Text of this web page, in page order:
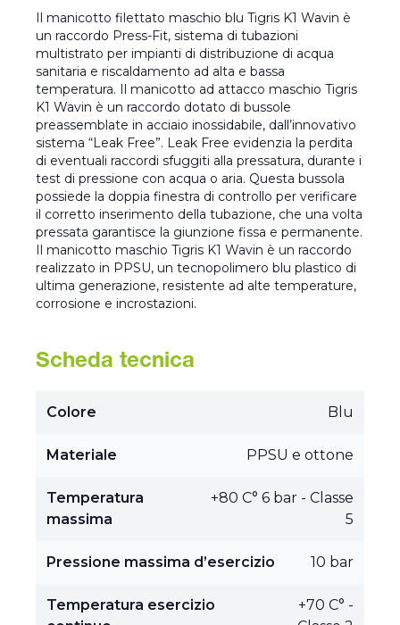
Il manicotto filettato maschio blu Tigris K1 Wavin è
un raccordo Press-Fit, sistema di tubazioni
multistrato per impianti di distribuzione di acqua
sanitaria e riscaldamento ad alta e bassa
temperatura. Il manicotto ad attacco maschio Tigris
K1 Wavin è un raccordo dotato di bussole
preassemblate in acciaio inossidabile, dall’innovativo
sistema “Leak Free”. Leak Free evidenzia la perdita
di eventuali raccordi sfuggiti alla pressatura, durante i
test di pressione con acqua o aria. Questa bussola
possiede la doppia finestra di controllo per verificare
il corretto inserimento della tubazione, che una volta
pressata garantisce la giunzione fissa e permanente.
Il manicotto maschio Tigris K1 Wavin è un raccordo
realizzato in PPSU, un tecnopolimero blu plastico di
ultima generazione, resistente ad alte temperature,
corrosione e incrostazioni.
Scheda tecnica
Colore Blu
Materiale PPSU e ottone
Temperatura
massima
+80 C° 6 bar - Classe
5
Pressione massima d’esercizio 10 bar
Temperatura esercizio
+70 C° -